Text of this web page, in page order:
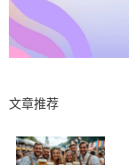
文章推荐